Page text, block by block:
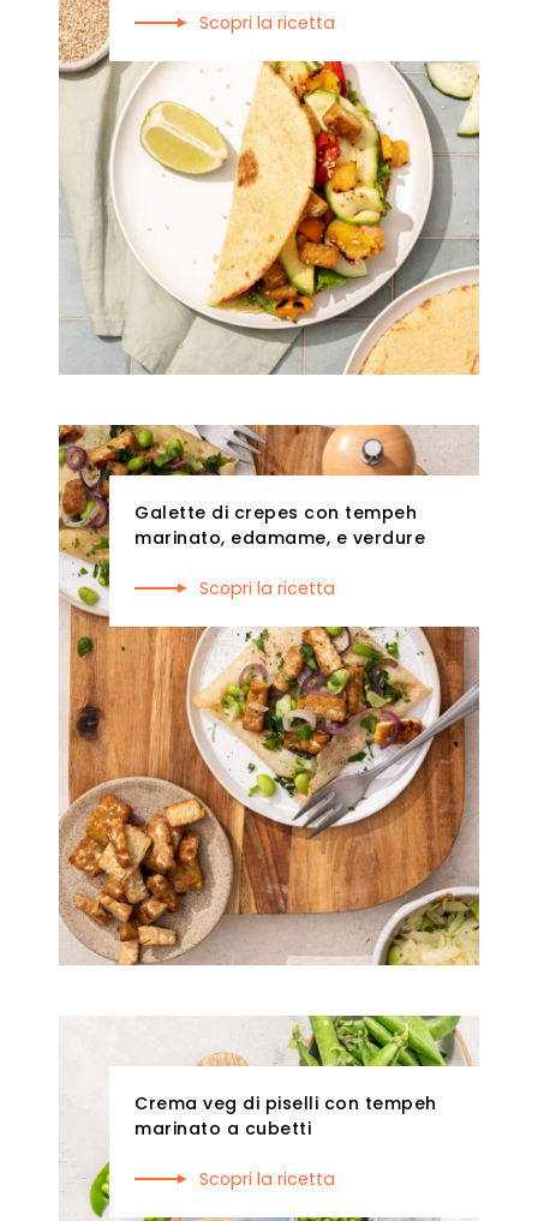
Scopri la ricetta
Galette di crepes con tempeh
marinato, edamame, e verdure
Scopri la ricetta
Crema veg di piselli con tempeh
marinato a cubetti
Scopri la ricetta